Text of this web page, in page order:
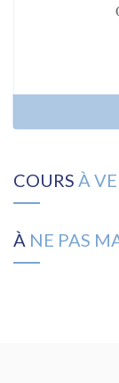
COURS À
À NE PAS